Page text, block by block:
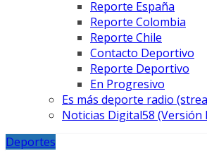
Reporte España
Reporte Colombia
Reporte Chile
Contacto Deportivo
Reporte Deportivo
En Progresivo
Es más deporte radio
Noticias Digital58 (Versión
Deportes